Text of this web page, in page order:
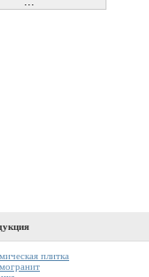
плитка